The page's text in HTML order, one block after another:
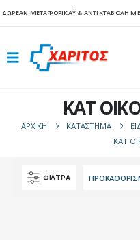
ΔΩΡΕΑΝ ΜΕΤΑΦΟΡΙΚΑ* & ΑΝΤΙΚΤΑΒΟΛΗ
ΚΑΤ
ΑΡΧΙΚΉ ΚΑΤΆΣΤΗΜΑ
ΚΑΤ
ΦΙΛΤΡΑ